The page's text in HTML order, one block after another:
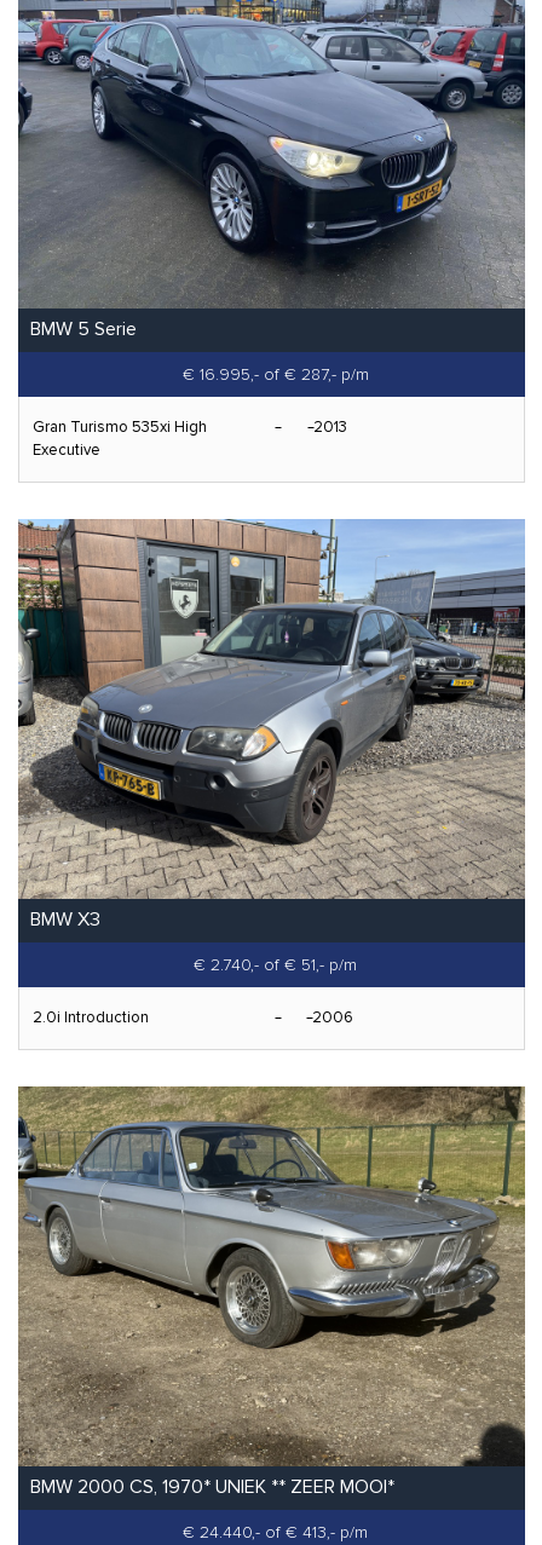
BMW 5 Serie
€ 16.995,- of € 287,- p/m
Gran Turismo 535xi High
Executive
2013
BMW X3
€ 2.740,- of € 51,- p/m
2.0i Introduction 2006
BMW 2000 CS, 1970* UNIEK ** ZEER MOOI*
€ 24.440,- of € 413,- p/m